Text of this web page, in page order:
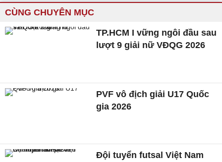
CÙNG CHUYÊN MỤC
TP.HCM I vững ngôi đầu sau
lượt 9 giải nữ VĐQG 2026
PVF vô địch giải U17 Quốc
gia 2026
Đội tuyển futsal Việt Nam